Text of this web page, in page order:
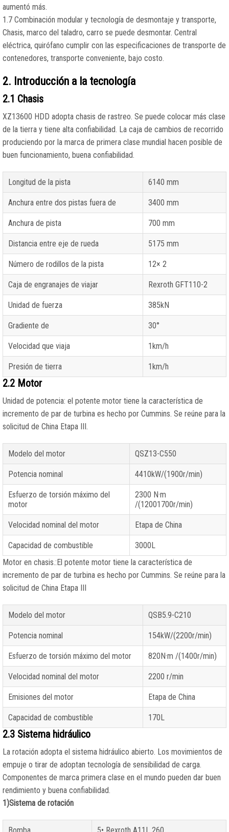
aumentó más.
1.7 Combinación modular y tecnología de desmontaje y transporte,
Chasis, marco del taladro, carro se puede desmontar. Central
eléctrica, quirófano cumplir con las especificaciones de transporte de
contenedores, transporte conveniente, bajo costo.
2. Introducción a la tecnología
2.1 Chasis
XZ13600 HDD adopta chasis de rastreo. Se puede colocar más clase
de la tierra y tiene alta confiabilidad. La caja de cambios de recorrido
produciendo por la marca de primera clase mundial hacen posible de
buen funcionamiento, buena confiabilidad.
Longitud de la pista 6140 mm
Anchura entre dos pistas fuera de 3400 mm
Anchura de pista 700 mm
Distancia entre eje de rueda 5175 mm
Número de rodillos de la pista 12× 2
Caja de engranajes de viajar Rexroth GFT110-2
Unidad de fuerza 385kN
Gradiente de 30°
Velocidad que viaja 1km/h
Presión de tierra 1km/h
2.2 Motor
Unidad de potencia: el potente motor tiene la característica de
incremento de par de turbina es hecho por Cummins. Se reúne para la
solicitud de China Etapa III.
Modelo del motor QSZ13-C550
Potencia nominal 4410kW/(1900r/min)
Esfuerzo de torsión máximo del
motor
2300 N·m
/(12001700r/min)
Velocidad nominal del motor Etapa de China
Capacidad de combustible
3000L
Motor en chasis.:El potente motor tiene la característica de
incremento de par de turbina es hecho por Cummins. Se reúne para la
solicitud de China Etapa III
Modelo del motor QSB5.9-C210
Potencia nominal 154kW/(2200r/min)
Esfuerzo de torsión máximo del motor 820N·m /(1400r/min)
Velocidad nominal del motor 2200 r/min
Emisiones del motor Etapa de China
Capacidad de combustible 170L
2.3 Sistema hidráulico
La rotación adopta el sistema hidráulico abierto. Los movimientos de
empuje o tirar de adoptan tecnología de sensibilidad de carga.
Componentes de marca primera clase en el mundo pueden dar buen
rendimiento y buena confiabilidad.
1)Sistema de rotación